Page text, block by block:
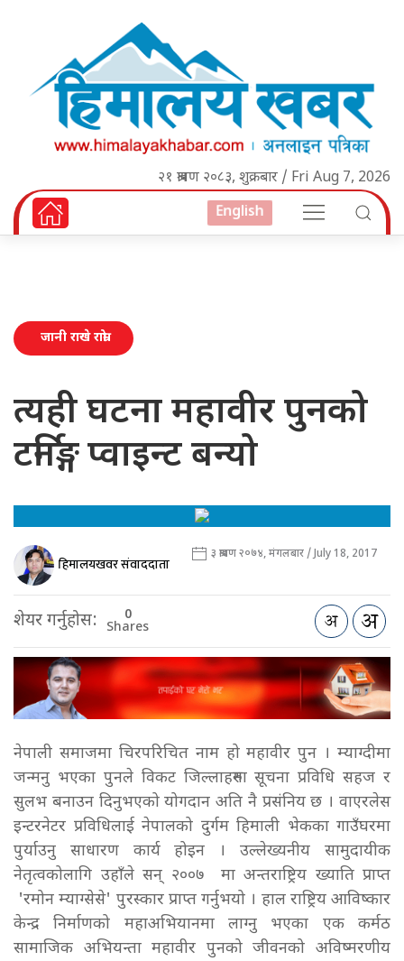
२१ श्रावण २०८३, शुक्रबार / Fri Aug 7, 2026
English
जानी राखे राम्रो
त्यही घटना महावीर पुनको
टर्निङ्ग प्वाइन्ट बन्यो
हिमालयखवर संवाददाता ३ श्रावण २०७४, मंगलबार / July 18, 2017
शेयर गर्नुहोस: 0
Shares
नेपाली समाजमा चिरपरिचित नाम हो महावीर पुन । म्याग्दीमा
जन्मनु भएका पुनले विकट जिल्लाहरुमा सूचना प्रविधि सहज र
सुलभ बनाउन दिनुभएको योगदान अति नै प्रसंनिय छ । वाएरलेस
इन्टरनेटर प्रविधिलाई नेपालको दुर्गम हिमाली भेकका गाउँघरमा
पुर्याउनु साधारण कार्य होइन । उल्लेख्यनीय सामुदायीक
नेतृत्वकोलागि उहाँले सन् २००७ मा अन्तराष्ट्रिय ख्याति प्राप्त
'रमोन म्याग्सेसे' पुरस्कार प्राप्त गर्नुभयो । हाल राष्ट्रिय आविष्कार
केन्द्र निर्माणको महाअभियानमा लाग्नु भएका एक कर्मठ
सामाजिक अभियन्ता महावीर पुनको जीवनको अविष्मरणीय